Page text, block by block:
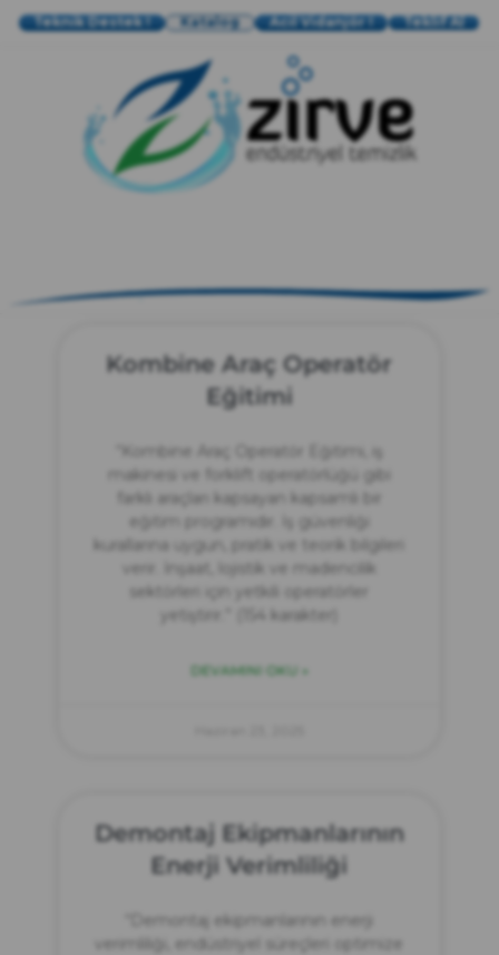
Teknik Destek ! Katalog Acil Vidanjör ! Teklif Al
Kombine Araç Operatör
Eğitimi
“Kombine Araç Operatör Eğitimi, iş
makinesi ve forklift operatörlüğü gibi
farklı araçları kapsayan kapsamlı bir
eğitim programıdır. İş güvenliği
kurallarına uygun, pratik ve teorik bilgileri
verir. İnşaat, lojistik ve madencilik
sektörleri için yetkili operatörler
yetiştirir.” (154 karakter)
DEVAMINI OKU »
Demontaj Ekipmanlarının
Enerji Verimliliği
“Demontaj ekipmanlarının enerji
verimliliği, endüstriyel süreçleri optimize